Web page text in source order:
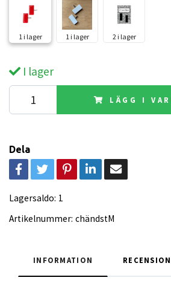
1 i lager 1 i lager 2 i lager
I lager
LÄGG I
Dela
Lagersaldo: 1
Artikelnummer: chändstM
INFORMATION